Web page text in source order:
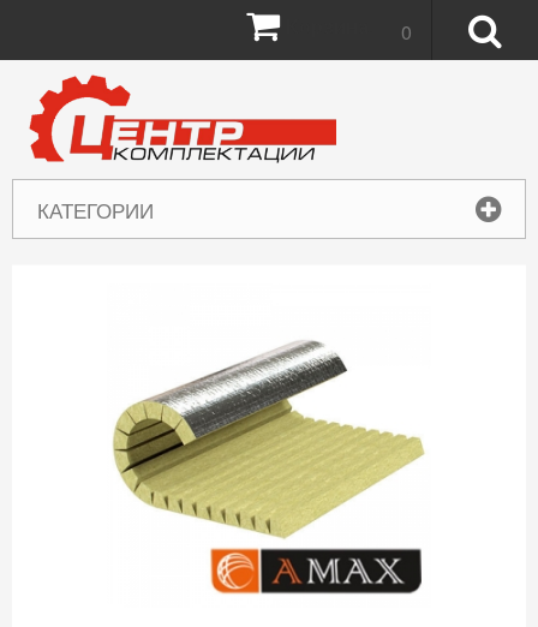
КАТЕГОРИИ
0